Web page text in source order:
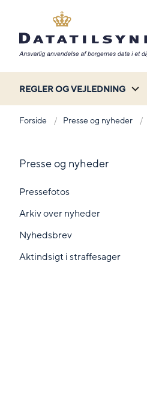
REGLER OG VEJLEDNING
Forside Presse og nyheder
Presse og nyheder
Pressefotos
Arkiv over nyheder
Nyhedsbrev
Aktindsigt i straffesager